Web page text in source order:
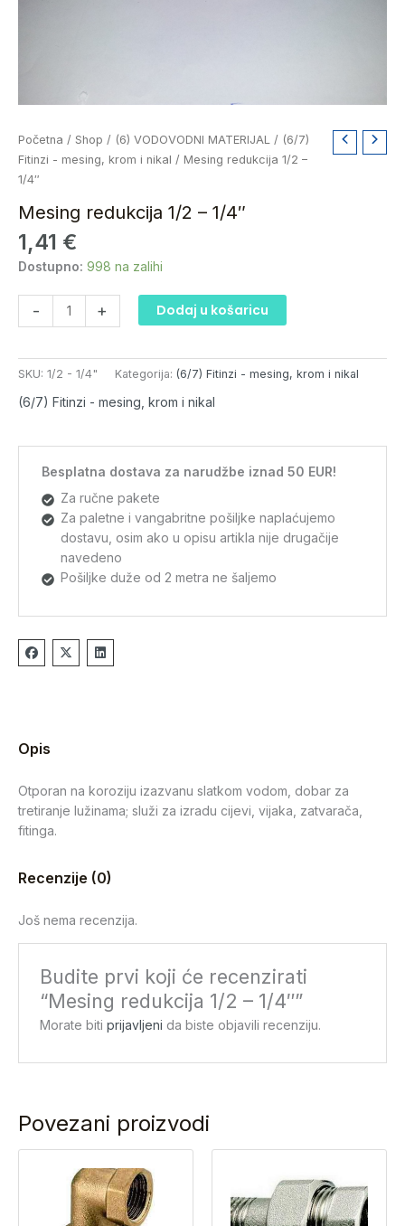
Početna / Shop / (6) VODOVODNI MATERIJAL / (6/7)
Fitinzi - mesing, krom i nikal / Mesing redukcija 1/2 –
1/4″
Mesing redukcija 1/2 – 1/4″
1,41 €
Dostupno: 998 na zalihi
-
Mesing
redukcija
1/2
1/4"
količina
+ Dodaj u košaricu
SKU: 1/2 - 1/4" Kategorija: (6/7) Fitinzi - mesing, krom i nikal
(6/7) Fitinzi - mesing, krom i nikal
Besplatna dostava za narudžbe iznad 50 EUR!
Za ručne pakete
Za paletne i vangabritne pošiljke naplaćujemo
dostavu, osim ako u opisu artikla nije drugačije
navedeno
Pošiljke duže od 2 metra ne šaljemo
Opis
Otporan na koroziju izazvanu slatkom vodom, dobar za
tretiranje lužinama; služi za izradu cijevi, vijaka, zatvarača,
fitinga.
Recenzije (0)
Još nema recenzija.
Budite prvi koji će recenzirati
“Mesing redukcija 1/2 – 1/4″”
Morate bitiprijavljeni da biste objavili recenziju.
Povezani proizvodi